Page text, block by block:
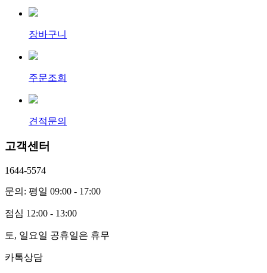
장바구니
주문조회
견적문의
고객센터
1644-5574
문의: 평일 09:00 - 17:00
점심 12:00 - 13:00
토, 일요일 공휴일은 휴무
카톡상담